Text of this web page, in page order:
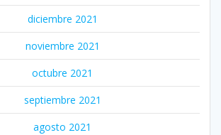
diciembre 2021
noviembre 2021
octubre 2021
septiembre 2021
agosto 2021